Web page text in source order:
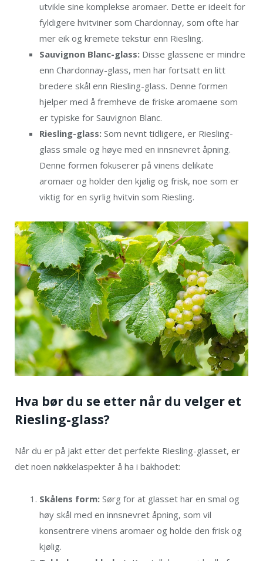
utvikle sine komplekse aromaer. Dette er ideelt for
fyldigere hvitviner som Chardonnay, som ofte har
mer eik og kremete tekstur enn Riesling.
Sauvignon Blanc-glass: Disse glassene er mindre
enn Chardonnay-glass, men har fortsatt en litt
bredere skål enn Riesling-glass. Denne formen
hjelper med å fremheve de friske aromaene som
er typiske for Sauvignon Blanc.
Riesling-glass: Som nevnt tidligere, er Riesling-
glass smale og høye med en innsnevret åpning.
Denne formen fokuserer på vinens delikate
aromaer og holder den kjølig og frisk, noe som er
viktig for en syrlig hvitvin som Riesling.
Hva bør du se etter når du velger et
Riesling-glass?
Når du er på jakt etter det perfekte Riesling-glasset, er
det noen nøkkelaspekter å ha i bakhodet:
Skålens form: Sørg for at glasset har en smal og
høy skål med en innsnevret åpning, som vil
konsentrere vinens aromaer og holde den frisk og
kjølig.